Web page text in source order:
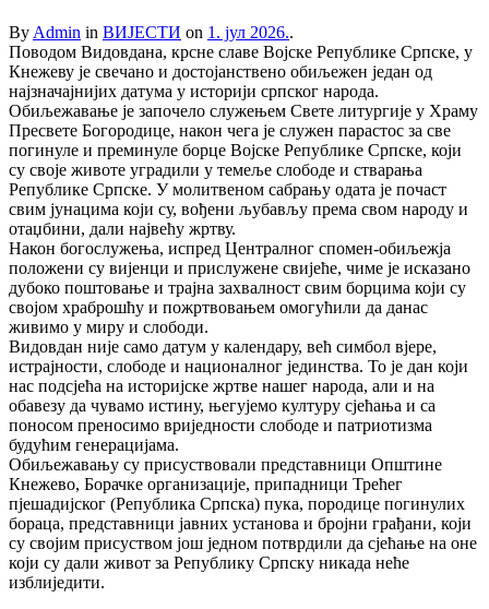
By Admin in ВИЈЕСТИ on 1. јул 2026..
Поводом Видовдана, крсне славе Војске Републике Српске, у
Кнежеву је свечано и достојанствено обиљежен један од
најзначајнијих датума у историји српског народа.
Обиљежавање је започело служењем Свете литургије у Храму
Пресвете Богородице, након чега је служен парастос за све
погинуле и преминуле борце Војске Републике Српске, који
су своје животе уградили у темеље слободе и стварања
Републике Српске. У молитвеном сабрању одата је почаст
свим јунацима који су, вођени љубављу према свом народу и
отаџбини, дали највећу жртву.
Након богослужења, испред Централног спомен-обиљежја
положени су вијенци и прислужене свијеће, чиме је исказано
дубоко поштовање и трајна захвалност свим борцима који су
својом храброшћу и пожртвовањем омогућили да данас
живимо у миру и слободи.
Видовдан није само датум у календару, већ симбол вјере,
истрајности, слободе и националног јединства. То је дан који
нас подсјећа на историјске жртве нашег народа, али и на
обавезу да чувамо истину, његујемо културу сјећања и са
поносом преносимо вриједности слободе и патриотизма
будућим генерацијама.
Обиљежавању су присуствовали представници Општине
Кнежево, Борачке организације, припадници Трећег
пјешадијског (Република Српска) пука, породице погинулих
бораца, представници јавних установа и бројни грађани, који
су својим присуством још једном потврдили да сјећање на оне
који су дали живот за Републику Српску никада неће
изблиједити.